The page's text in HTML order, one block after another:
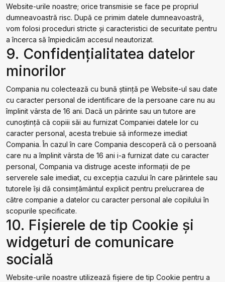
Website-urile noastre; orice transmisie se face pe propriul
dumneavoastră risc. După ce primim datele dumneavoastră,
vom folosi proceduri stricte și caracteristici de securitate pentru
a încerca să împiedicăm accesul neautorizat.
9. Confidenţialitatea datelor
minorilor
Compania nu colectează cu bună știință pe Website-ul sau date
cu caracter personal de identificare de la persoane care nu au
împlinit vârsta de 16 ani. Dacă un părinte sau un tutore are
cunoștință că copiii săi au furnizat Companiei datele lor cu
caracter personal, acesta trebuie să informeze imediat
Compania. În cazul în care Compania descoperă că o persoană
care nu a împlinit vârsta de 16 ani i-a furnizat date cu caracter
personal, Compania va distruge aceste informații de pe
serverele sale imediat, cu excepția cazului în care părintele sau
tutorele își dă consimțământul explicit pentru prelucrarea de
către companie a datelor cu caracter personal ale copilului în
scopurile specificate.
10. Fișierele de tip Cookie și
widgeturi de comunicare
socială
Website-urile noastre utilizează fișiere de tip Cookie pentru a